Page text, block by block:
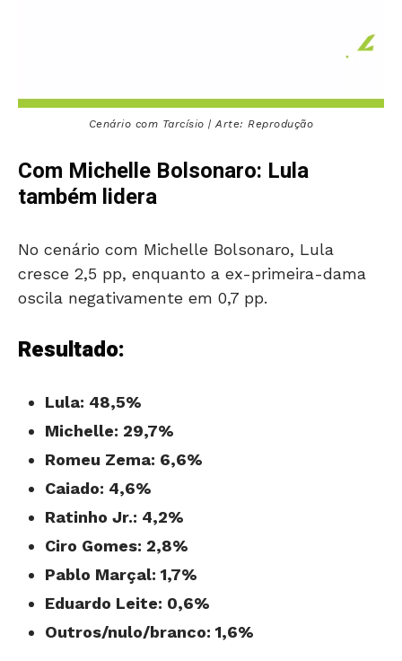
Cenário com Tarcísio | Arte: Reprodução
Com Michelle Bolsonaro: Lula
também lidera
No cenário com Michelle Bolsonaro, Lula
cresce 2,5 pp, enquanto a ex-primeira-dama
oscila negativamente em 0,7 pp.
Resultado:
Lula: 48,5%
Michelle: 29,7%
Romeu Zema: 6,6%
Caiado: 4,6%
Ratinho Jr.: 4,2%
Ciro Gomes: 2,8%
Pablo Marçal: 1,7%
Eduardo Leite: 0,6%
Outros/nulo/branco: 1,6%